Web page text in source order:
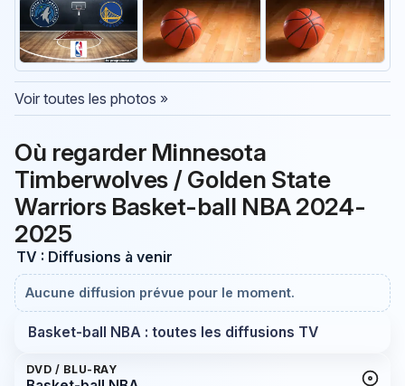
Voir toutes les photos »
Où regarder Minnesota
Timberwolves / Golden State
Warriors Basket-ball NBA 2024-
2025
TV : Diffusions à venir
Aucune diffusion prévue pour le moment.
Basket-ball NBA : toutes les diffusions TV
DVD / BLU-RAY